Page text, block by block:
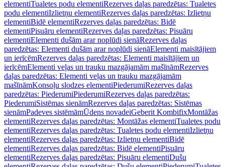
elementiTualetes podu elementiRezerves daļas paredzētas: Tualetes
podu elementiIzlietņu elementiRezerves daļas paredzētas: Izlietņu
elementiBidē elementiRezerves daļas paredzētas: Bidē
elementiPisuāru elementiRezerves daļas paredzētas: Pisuāru
elementiElementi dušām arar noplūdi sienāRezerves daļas
paredzētas: Elementi dušām arar noplūdi sienāElementi maisītājiem
un ierīcēmRezerves daļas paredzētas: Elementi maisītājiem un
ierīcēmElementi veļas un trauku mazgājamām mašīnāmRezerves
daļas paredzētas: Elementi veļas un trauku mazgājamām
mašīnāmKonsoļu slodzes elementiPiederumiRezerves daļas
paredzētas: PiederumiPiederumiRezerves daļas paredzētas:
PiederumiSistēmas sienāmRezerves daļas paredzētas: Sistēmas
sienāmPadeves sistēmāmŪdens novadeiGeberit KombifixMontāžas
elementiRezerves daļas paredzētas: Montāžas elementiTualetes podu
elementiRezerves daļas paredzētas: Tualetes podu elementiIzlietņu
elementiRezerves daļas paredzētas: Izlietņu elementiBidē
elementiRezerves daļas paredzētas: Bidē elementiPisuāru
elementiRezerves daļas paredzētas: Pisuāru elementiDušu